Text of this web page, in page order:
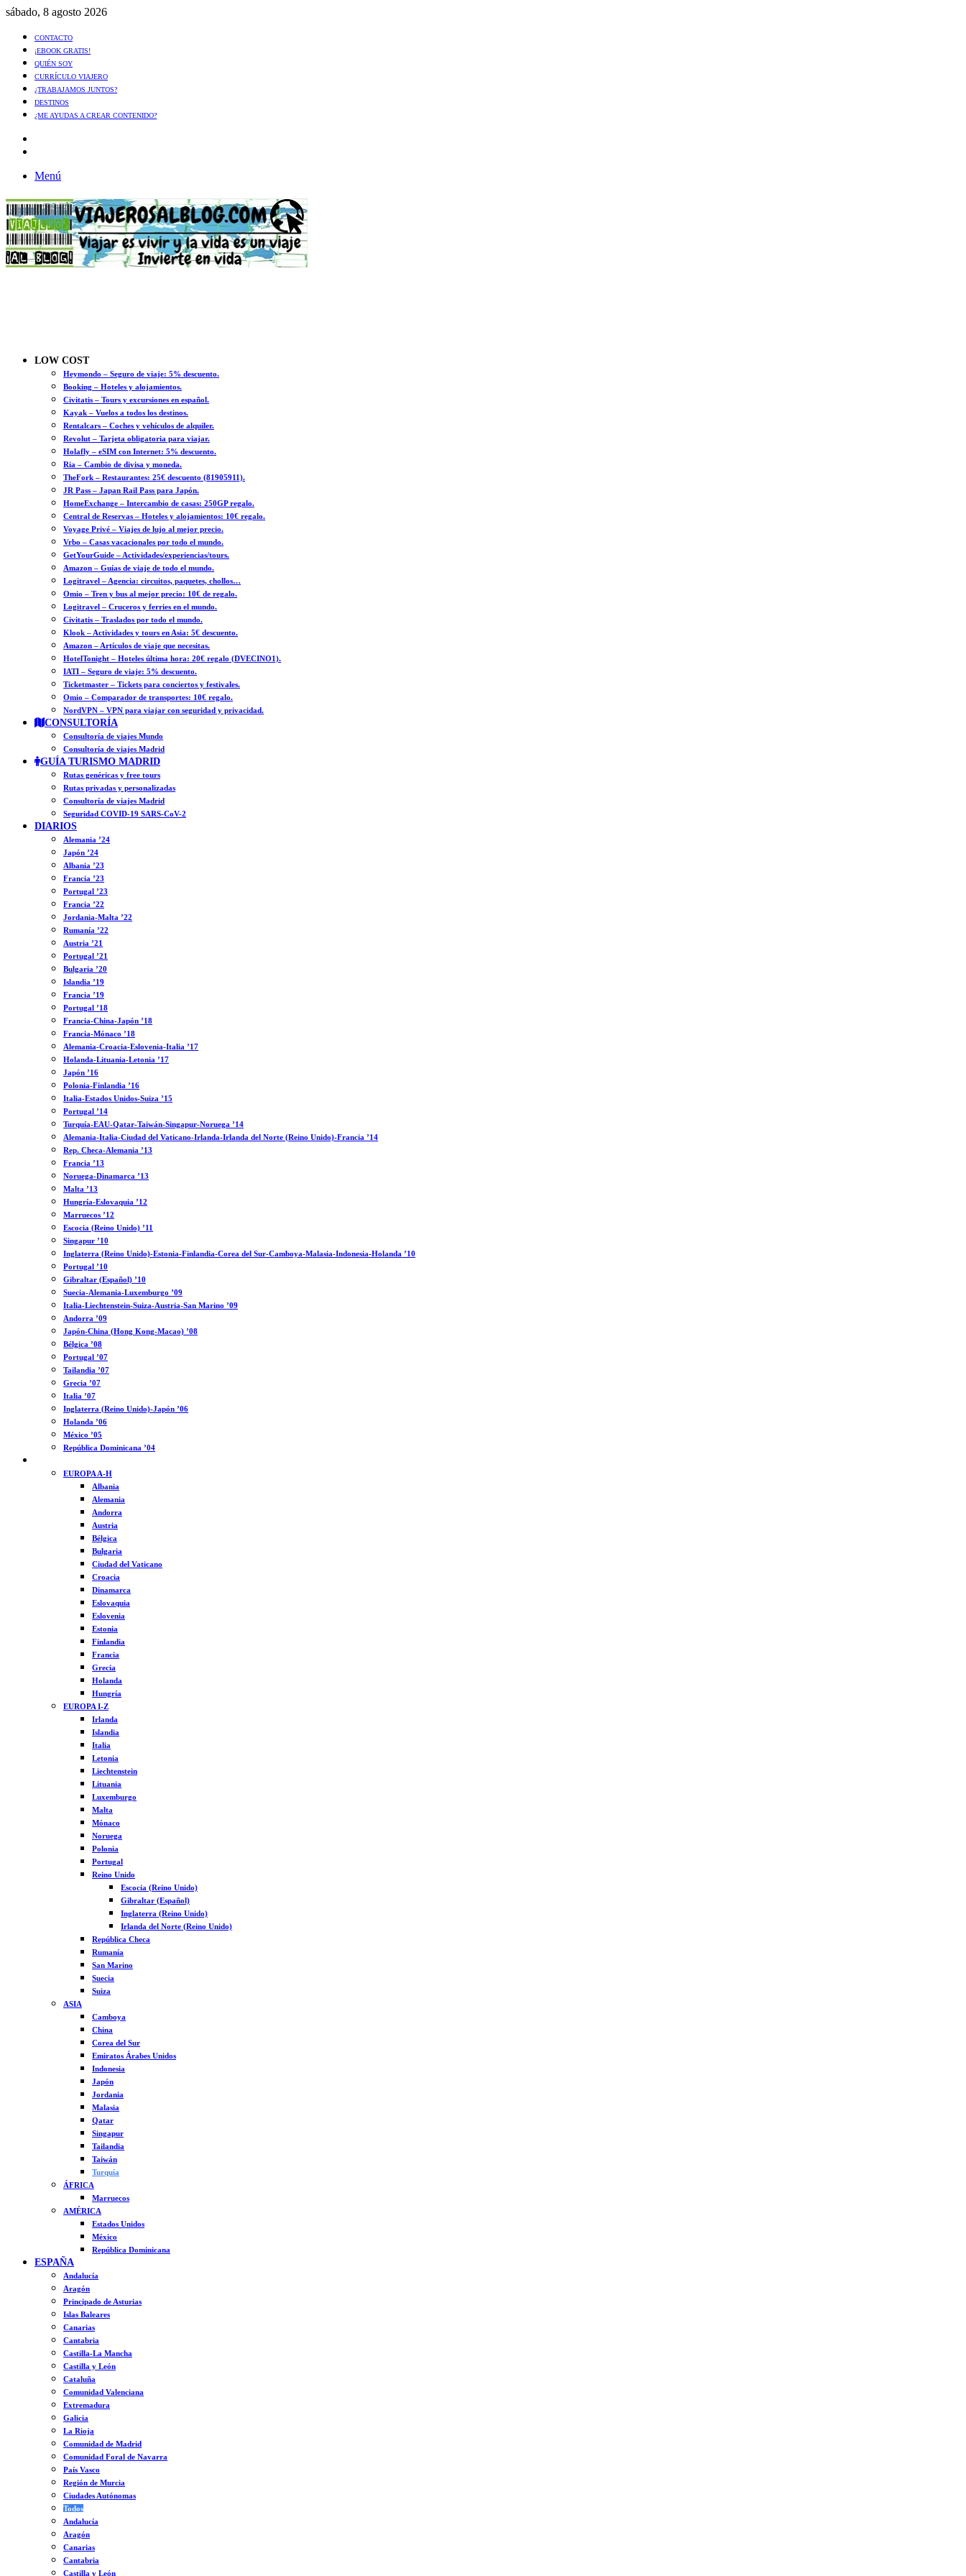
sábado, 8 agosto 2026
CONTACTO
¡EBOOK GRATIS!
QUIÉN SOY
CURRÍCULO VIAJERO
¿TRABAJAMOS JUNTOS?
DESTINOS
¿ME AYUDAS A CREAR CONTENIDO?
Menú
LOW COST
Heymondo – Seguro de viaje: 5% descuento.
Booking – Hoteles y alojamientos.
Civitatis – Tours y excursiones en español.
Kayak – Vuelos a todos los destinos.
Rentalcars – Coches y vehículos de alquiler.
Revolut – Tarjeta obligatoria para viajar.
Holafly – eSIM con Internet: 5% descuento.
Ria – Cambio de divisa y moneda.
TheFork – Restaurantes: 25€ descuento (81905911).
JR Pass – Japan Rail Pass para Japón.
HomeExchange – Intercambio de casas: 250GP regalo.
Central de Reservas – Hoteles y alojamientos: 10€ regalo.
Voyage Privé – Viajes de lujo al mejor precio.
Vrbo – Casas vacacionales por todo el mundo.
GetYourGuide – Actividades/experiencias/tours.
Amazon – Guías de viaje de todo el mundo.
Logitravel – Agencia: circuitos, paquetes, chollos…
Omio – Tren y bus al mejor precio: 10€ de regalo.
Logitravel – Cruceros y ferries en el mundo.
Civitatis – Traslados por todo el mundo.
Klook – Actividades y tours en Asia: 5€ descuento.
Amazon – Artículos de viaje que necesitas.
HotelTonight – Hoteles última hora: 20€ regalo (DVECINO1).
IATI – Seguro de viaje: 5% descuento.
Ticketmaster – Tickets para conciertos y festivales.
Omio – Comparador de transportes: 10€ regalo.
NordVPN – VPN para viajar con seguridad y privacidad.
CONSULTORÍA
Consultoría de viajes Mundo
Consultoría de viajes Madrid
GUÍA TURISMO MADRID
Rutas genéricas y free tours
Rutas privadas y personalizadas
Consultoría de viajes Madrid
Seguridad COVID-19 SARS-CoV-2
DIARIOS
Alemania ’24
Japón ’24
Albania ’23
Francia ’23
Portugal ’23
Francia ’22
Jordania-Malta ’22
Rumanía ’22
Austria ’21
Portugal ’21
Bulgaria ’20
Islandia ’19
Francia ’19
Portugal ’18
Francia-China-Japón ’18
Francia-Mónaco ’18
Alemania-Croacia-Eslovenia-Italia ’17
Holanda-Lituania-Letonia ’17
Japón ’16
Polonia-Finlandia ’16
Italia-Estados Unidos-Suiza ’15
Portugal ’14
Turquía-EAU-Qatar-Taiwán-Singapur-Noruega ’14
Alemania-Italia-Ciudad del Vaticano-Irlanda-Irlanda del Norte (Reino Unido)-Francia ’14
Rep. Checa-Alemania ’13
Francia ’13
Noruega-Dinamarca ’13
Malta ’13
Hungría-Eslovaquia ’12
Marruecos ’12
Escocia (Reino Unido) ’11
Singapur ’10
Inglaterra (Reino Unido)-Estonia-Finlandia-Corea del Sur-Camboya-Malasia-Indonesia-Holanda ’10
Portugal ’10
Gibraltar (Español) ’10
Suecia-Alemania-Luxemburgo ’09
Italia-Liechtenstein-Suiza-Austria-San Marino ’09
Andorra ’09
Japón-China (Hong Kong-Macao) ’08
Bélgica ’08
Portugal ’07
Tailandia ’07
Grecia ’07
Italia ’07
Inglaterra (Reino Unido)-Japón ’06
Holanda ’06
México ’05
República Dominicana ’04
EUROPA A-H
Albania
Alemania
Andorra
Austria
Bélgica
Bulgaria
Ciudad del Vaticano
Croacia
Dinamarca
Eslovaquia
Eslovenia
Estonia
Finlandia
Francia
Grecia
Holanda
Hungría
EUROPA I-Z
Irlanda
Islandia
Italia
Letonia
Liechtenstein
Lituania
Luxemburgo
Malta
Mónaco
Noruega
Polonia
Portugal
Reino Unido
Escocia (Reino Unido)
Gibraltar (Español)
Inglaterra (Reino Unido)
Irlanda del Norte (Reino Unido)
República Checa
Rumanía
San Marino
Suecia
Suiza
ASIA
Camboya
China
Corea del Sur
Emiratos Árabes Unidos
Indonesia
Japón
Jordania
Malasia
Qatar
Singapur
Tailandia
Taiwán
Turquía
ÁFRICA
Marruecos
AMÉRICA
Estados Unidos
México
República Dominicana
ESPAÑA
Andalucía
Aragón
Principado de Asturias
Islas Baleares
Canarias
Cantabria
Castilla-La Mancha
Castilla y León
Cataluña
Comunidad Valenciana
Extremadura
Galicia
La Rioja
Comunidad de Madrid
Comunidad Foral de Navarra
País Vasco
Región de Murcia
Ciudades Autónomas
Todos
Andalucía
Aragón
Canarias
Cantabria
Castilla y León